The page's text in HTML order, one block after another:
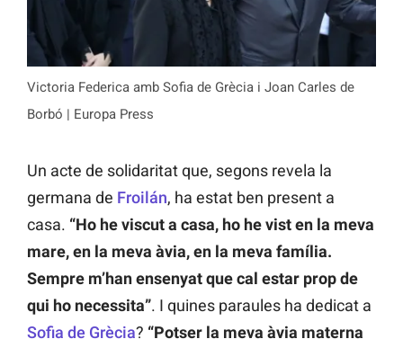
Victoria Federica amb Sofia de Grècia i Joan Carles de
Borbó | Europa Press
Un acte de solidaritat que, segons revela la
germana de Froilán, ha estat ben present a
casa. “Ho he viscut a casa, ho he vist en la meva
mare, en la meva àvia, en la meva família.
Sempre m’han ensenyat que cal estar prop de
qui ho necessita”. I quines paraules ha dedicat a
Sofia de Grècia? “Potser la meva àvia materna